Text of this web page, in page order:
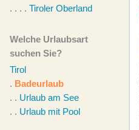
. . . . Tiroler Oberland
Welche Urlaubsart
suchen Sie?
Tirol
. Badeurlaub
. . Urlaub am See
. . Urlaub mit Pool